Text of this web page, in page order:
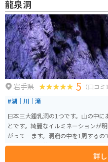
完備されているので安心です。太平
としても最適です。 田野畑村は、北山崎や鵜ノ巣断崖などの景勝地が多く点
在する自然豊かな村です。道の駅 た
巡ってみるのもおすすめです。
龍泉洞
岩手県 5 （口コミ
#湖｜川｜滝
日本三大鍾乳洞の1つです。山の中
とです。綺麗なイルミネーションが
がって一ます。洞窟の中を1周する
ください。天井が低い箇所もあり頭
詳